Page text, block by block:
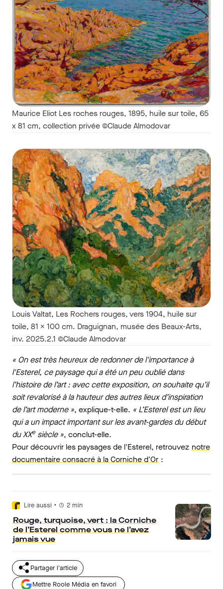
Maurice Eliot Les roches rouges, 1895, huile sur toile, 65
x 81 cm, collection privée ©Claude Almodovar
Louis Valtat, Les Rochers rouges, vers 1904, huile sur
toile, 81 x 100 cm. Draguignan, musée des Beaux-Arts,
inv. 2025.2.1 ©Claude Almodovar
« On est très heureux de redonner de l'importance à
l'Esterel, ce paysage qui a été un peu oublié dans
l’histoire de l’art : avec cette exposition, on souhaite qu’il
soit revalorisé à la hauteur des autres lieux d’inspiration
de l’art moderne », explique-t-elle. « L’Esterel est un lieu
qui a un impact important sur les avant-gardes du début
du XXesiècle », conclut-elle.
Pour découvrir les paysages de l'Esterel, retrouvez notre
documentaire consacré à la Corniche d'Or :
Lire aussi • 2 min
Rouge, turquoise, vert : la Corniche
de l’Esterel comme vous ne l’avez
jamais vue
Partager l'article
Mettre Roole Média en favori